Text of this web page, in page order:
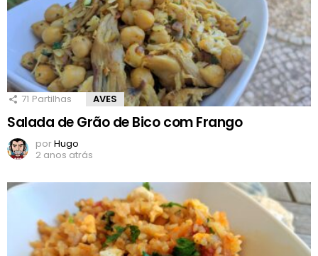
71 Partilhas AVES
Salada de Grão de Bico com Frango
porHugo
2 anos atrás